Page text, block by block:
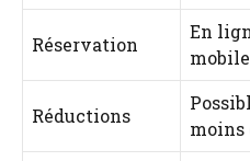
Réservation
En
mobile
Réductions
moins